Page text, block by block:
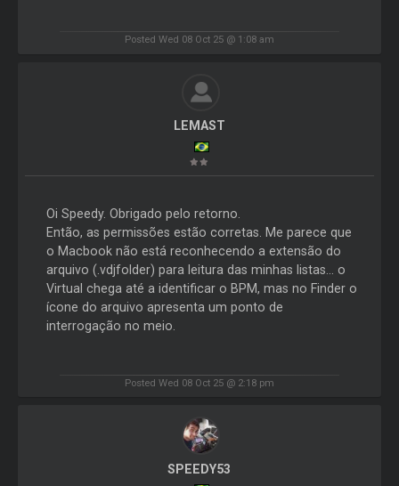
Posted Wed 08 Oct 25 @ 1:08 am
LEMAST
Oi Speedy. Obrigado pelo retorno.
Então, as permissões estão corretas. Me parece que
o Macbook não está reconhecendo a extensão do
arquivo (.vdjfolder) para leitura das minhas listas... o
Virtual chega até a identificar o BPM, mas no Finder o
ícone do arquivo apresenta um ponto de
interrogação no meio.
Posted Wed 08 Oct 25 @ 2:18 pm
SPEEDY53